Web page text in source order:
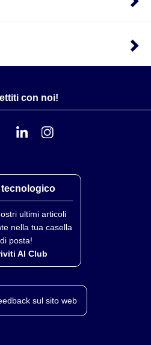
con noi!
ultimi articoli
nella tua casella
di posta!
Al Club
sul sito web